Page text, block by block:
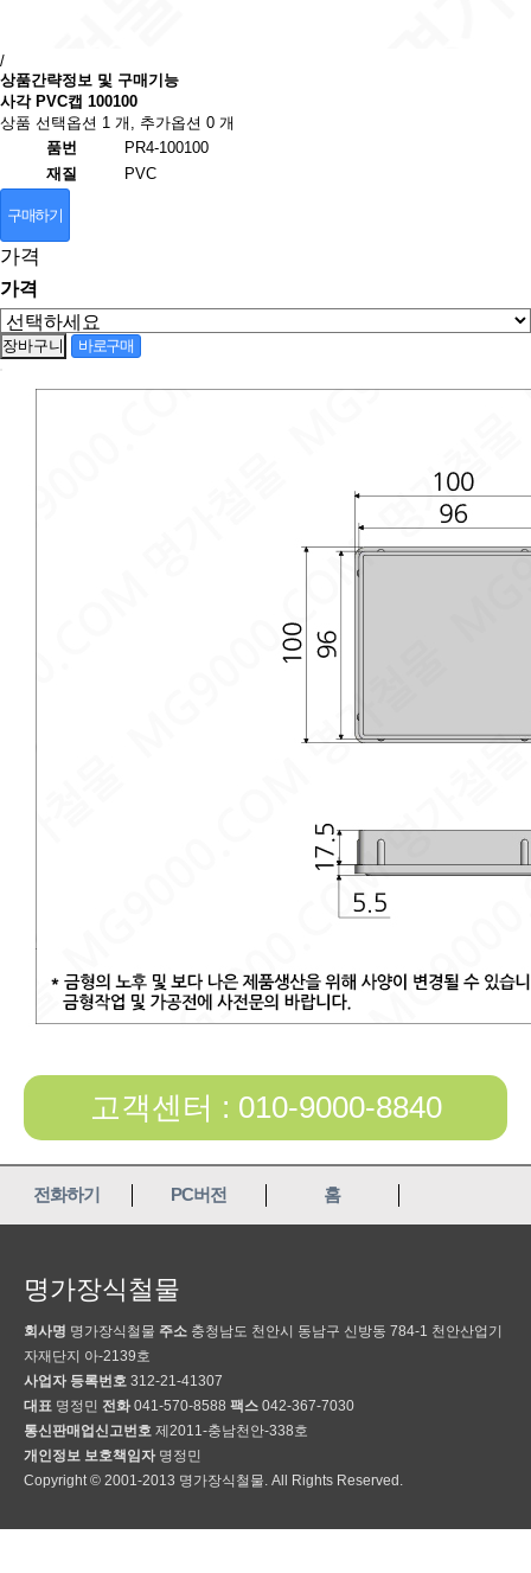
/
상품간략정보 및 구매기능
사각 PVC캡 100100
상품 선택옵션 1 개, 추가옵션 0 개
품번
PR4-100100
재질
PVC
구매하기
가격
가격
고객센터 : 010-9000-8840
전화하기 PC버전 홈
명가장식철물
회사명 명가장식철물 주소 충청남도 천안시 동남구 신방동 784-1 천안산업기
자재단지 아-2139호
사업자 등록번호 312-21-41307
대표 명정민 전화 041-570-8588 팩스 042-367-7030
통신판매업신고번호 제2011-충남천안-338호
개인정보 보호책임자 명정민
Copyright © 2001-2013 명가장식철물. All Rights Reserved.